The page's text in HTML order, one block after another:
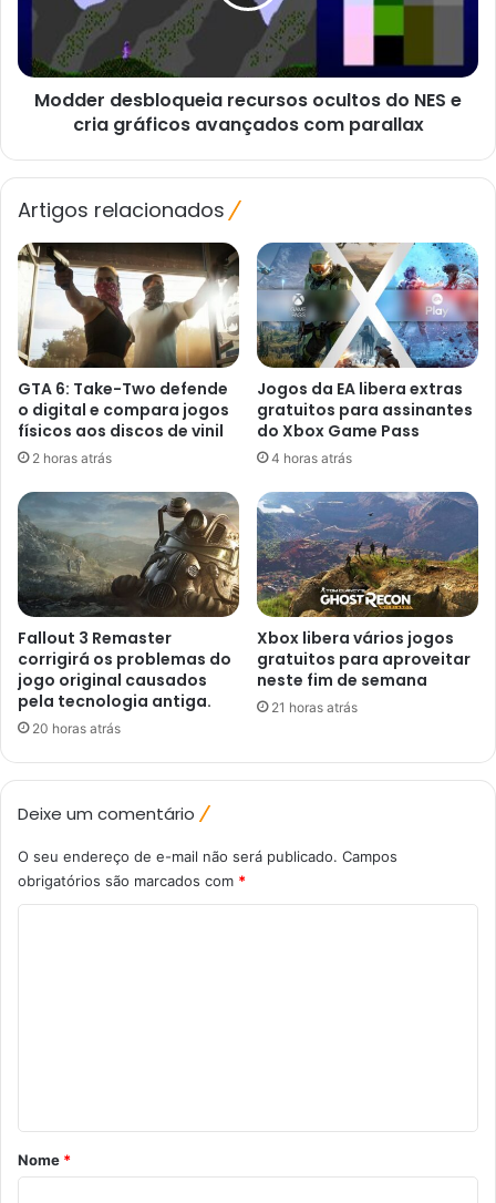
gráficos
avançados
Modder desbloqueia recursos ocultos do NES e
cria gráficos avançados com parallax
Artigos relacionados
GTA 6: Take-Two defende
o digital e compara jogos
físicos aos discos de vinil
2 horas atrás
Jogos da EA libera extras
gratuitos para assinantes
do Xbox Game Pass
4 horas atrás
Fallout 3 Remaster
corrigirá os problemas do
jogo original causados ​​
pela tecnologia antiga.
20 horas atrás
Xbox libera vários jogos
gratuitos para aproveitar
neste fim de semana
21 horas atrás
Deixe um comentário
O seu endereço de e-mail não será publicado. Campos
obrigatórios são marcados com *
r
i
Nome *